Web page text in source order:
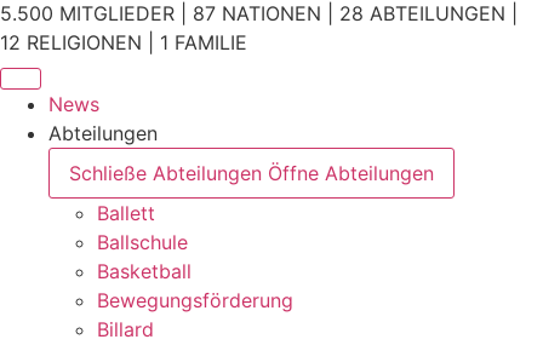
5.500 MITGLIEDER | 87 NATIONEN | 28 ABTEILUNGEN |
12 RELIGIONEN | 1 FAMILIE
News
Abteilungen
Schließe Abteilungen Öffne Abteilungen
Ballett
Ballschule
Basketball
Bewegungsförderung
Billard